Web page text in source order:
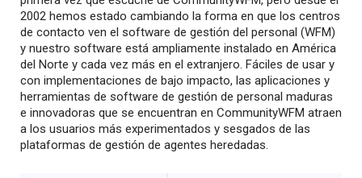
2002 hemos estado cambiando la forma en que los centros
de contacto ven el software de gestión del personal (WFM)
y nuestro software está ampliamente instalado en América
del Norte y cada vez más en el extranjero. Fáciles de usar y
con implementaciones de bajo impacto, las aplicaciones y
herramientas de software de gestión de personal maduras
e innovadoras que se encuentran en CommunityWFM atraen
a los usuarios más experimentados y sesgados de las
plataformas de gestión de agentes heredadas.